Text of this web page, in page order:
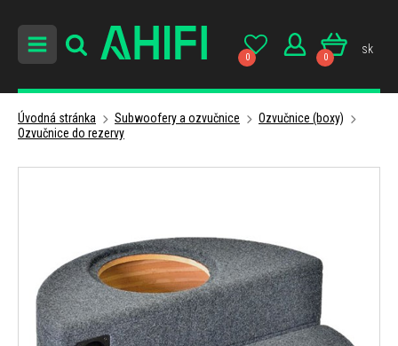
0 0
sk
Úvodná stránka Subwoofery a ozvučnice
Ozvučnice (boxy)
Ozvučnice do rezervy